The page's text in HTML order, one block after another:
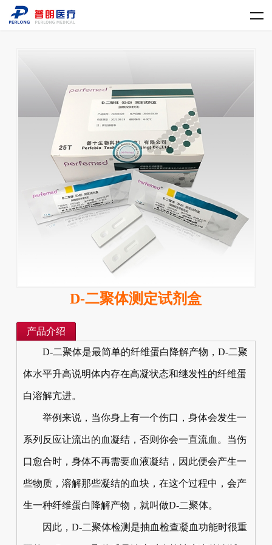
LD.COM
D-二聚体测定试剂盒
产品介绍
D-二聚体是最简单的纤维蛋白降解产物，D-二聚
体水平升高说明体内存在高凝状态和继发性的纤维蛋
白溶解亢进。
举例来说，当你身上有一个伤口，身体会发生一
系列反应让流出的血凝结，否则你会一直流血。当伤
口愈合时，身体不再需要血液凝结，因此便会产生一
些物质，溶解那些凝结的血块，在这个过程中，会产
生一种纤维蛋白降解产物，就叫做D-二聚体。
因此，D-二聚体检测是抽血检查凝血功能时很重